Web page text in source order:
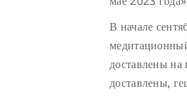
В начале
доставлены на
доставлены,